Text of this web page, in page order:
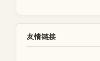
友情链接